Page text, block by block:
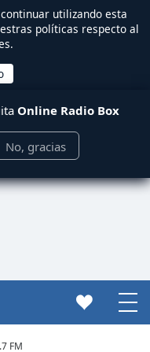
utilizando esta
políticas respecto al
Online Radio Box
No, gracias
FM